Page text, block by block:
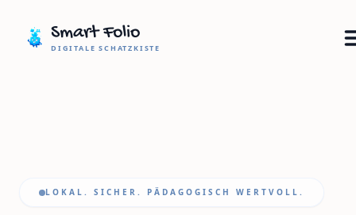
Smart Folio
DIGITALE SCHATZKISTE
LOKAL. SICHER. PÄDAGOGISCH WERTVOLL.